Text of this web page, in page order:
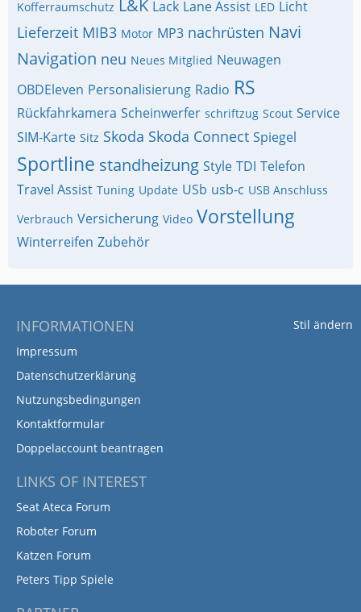
Kofferraumschutz L&K Lack Lane Assist LED Licht
Lieferzeit MIB3 Motor MP3 nachrüsten Navi
Navigation neu Neues Mitglied Neuwagen
OBDEleven Personalisierung Radio RS
Rückfahrkamera Scheinwerfer schriftzug Scout Service
SIM-Karte Sitz Skoda Skoda Connect Spiegel
Sportline standheizung Style TDI Telefon
Travel Assist Tuning Update USb usb-c USB Anschluss
Verbrauch Versicherung Video Vorstellung
Winterreifen Zubehör
Stil ändern
INFORMATIONEN
Impressum
Datenschutzerklärung
Nutzungsbedingungen
Kontaktformular
Doppelaccount beantragen
LINKS OF INTEREST
Seat Ateca Forum
Roboter Forum
Katzen Forum
Peters Tipp Spiele